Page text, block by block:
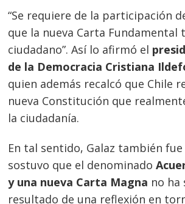
“Se requiere de la participación
que la nueva Carta Fundamental
ciudadano”. Así lo afirmó el
de la Democracia Cristiana
quien además recalcó que Chile
nueva Constitución que
la ciudadanía.
En tal sentido, Galaz también
sostuvo que el denominado
y una nueva Carta Magna no ha
resultado de una reflexión en